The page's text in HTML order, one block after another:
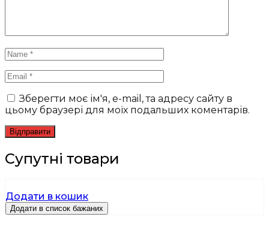
Зберегти моє ім'я, e-mail, та адресу сайту в
цьому браузері для моїх подальших коментарів.
Супутні товари
Додати в кошик
Додати в список бажаних